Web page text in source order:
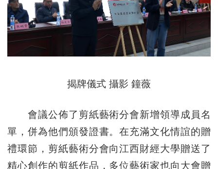
揭牌儀式 攝影 鐘薇
會議公佈了剪紙藝術分會新增領導成員名
單，併為他們頒發證書。在充滿文化情誼的贈
禮環節，剪紙藝術分會向江西財經大學贈送了
精心創作的剪紙作品，多位藝術家也向大會贈